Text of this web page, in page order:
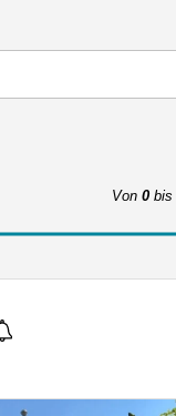
Von 0 bis